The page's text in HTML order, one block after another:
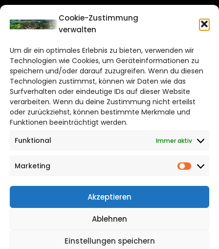
Cookie-Zustimmung
verwalten
Um dir ein optimales Erlebnis zu bieten, verwenden wir
Technologien wie Cookies, um Geräteinformationen zu
speichern und/oder darauf zuzugreifen. Wenn du diesen
Technologien zustimmst, können wir Daten wie das
Surfverhalten oder eindeutige IDs auf dieser Website
verarbeiten. Wenn du deine Zustimmung nicht erteilst
oder zurückziehst, können bestimmte Merkmale und
Funktionen beeinträchtigt werden.
Funktional
Immer aktiv
Marketing
Akzeptieren
Ablehnen
Einstellungen speichern
CITYLIFE!
Bruchtorwall 12
38100 Braunschweig
Telefon: 0531 387220 – 65
DAS STADTMAGAZIN FÜR
SALZGITTER
Impressum
Cookie Richtlinie
CITYLIFE! BEI FACEBOOK